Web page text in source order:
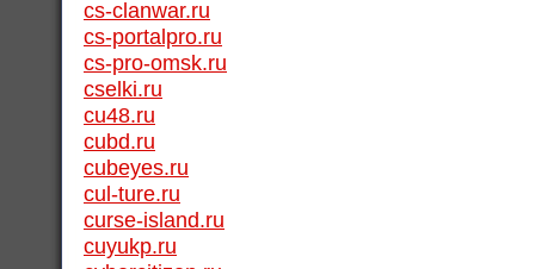
cs-clanwar.ru
cs-portalpro.ru
cs-pro-omsk.ru
cselki.ru
cu48.ru
cubd.ru
cubeyes.ru
cul-ture.ru
curse-island.ru
cuyukp.ru